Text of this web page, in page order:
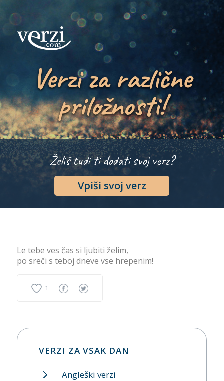
Verzi za različne
priložnosti!
Želiš tudi ti dodati svoj verz?
Vpiši svoj verz
Le tebe ves čas si ljubiti želim,
po sreči s teboj dneve vse hrepenim!
1
VERZI ZA VSAK DAN
Angleški verzi